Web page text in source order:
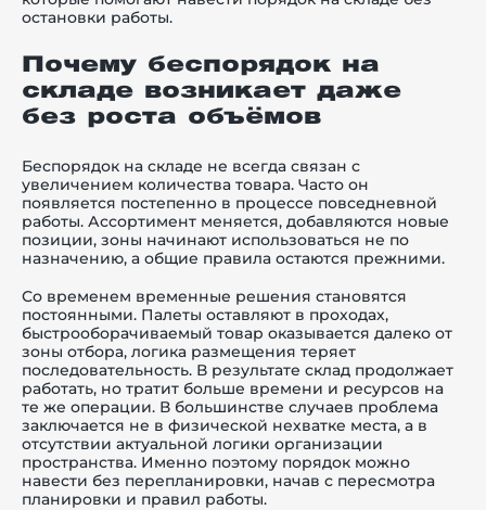
остановки работы.
Почему беспорядок на
складе возникает даже
без роста объёмов
Беспорядок на складе не всегда связан с
увеличением количества товара. Часто он
появляется постепенно в процессе повседневной
работы. Ассортимент меняется, добавляются новые
позиции, зоны начинают использоваться не по
назначению, а общие правила остаются прежними.
Со временем временные решения становятся
постоянными. Палеты оставляют в проходах,
быстрооборачиваемый товар оказывается далеко от
зоны отбора, логика размещения теряет
последовательность. В результате склад продолжает
работать, но тратит больше времени и ресурсов на
те же операции. В большинстве случаев проблема
заключается не в физической нехватке места, а в
отсутствии актуальной логики организации
пространства. Именно поэтому порядок можно
навести без перепланировки, начав с пересмотра
планировки и правил работы.